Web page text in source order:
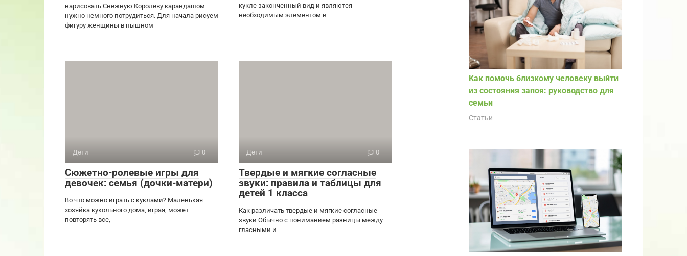
нарисовать Снежную Королеву карандашом
нужно немного потрудиться. Для начала рисуем
фигуру женщины в пышном
кукле законченный вид и являются
необходимым элементом в
Дети 0
Сюжетно-ролевые игры для
девочек: семья (дочки-матери)
Во что можно играть с куклами? Маленькая
хозяйка кукольного дома, играя, может
повторять все,
Дети 0
Твердые и мягкие согласные
звуки: правила и таблицы для
детей 1 класса
Как различать твердые и мягкие согласные
звуки Обычно с пониманием разницы между
гласными и
Как помочь близкому человеку выйти
из состояния запоя: руководство для
семьи
Статьи